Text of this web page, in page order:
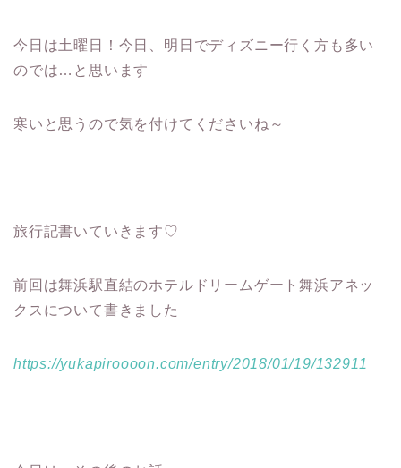
今日は土曜日！今日、明日でディズニー行く方も多い
のでは…と思います
寒いと思うので気を付けてくださいね～
旅行記書いていきます♡
前回は舞浜駅直結のホテルドリームゲート舞浜アネッ
クスについて書きました
https://yukapiroooon.com/entry/2018/01/19/132911